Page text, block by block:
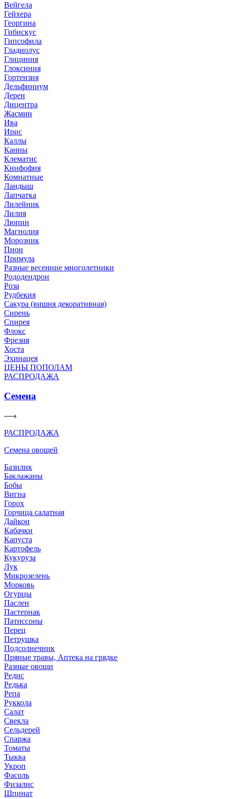
Вейгела
Гейхера
Георгина
Гибискус
Гипсофила
Гладиолус
Глициния
Глоксиния
Гортензия
Дельфиниум
Дерен
Дицентра
Жасмин
Ива
Ирис
Каллы
Канны
Клематис
Книфофия
Комнатные
Ландыш
Лапчатка
Лилейник
Лилия
Люпин
Магнолия
Морозник
Пион
Примула
Разные весенние многолетники
Рододендрон
Роза
Рудбекия
Сакура (вишня декоративная)
Сирень
Спирея
Флокс
Фрезия
Хоста
Эхинацея
ЦЕНЫ ПОПОЛАМ
РАСПРОДАЖА
Семена
РАСПРОДАЖА
Семена овощей
Базилик
Баклажаны
Бобы
Вигна
Горох
Горчица салатная
Дайкон
Кабачки
Капуста
Картофель
Кукуруза
Лук
Микрозелень
Морковь
Огурцы
Паслен
Пастернак
Патиссоны
Перец
Петрушка
Подсолнечник
Пряные травы, Аптека на грядке
Разные овощи
Редис
Редька
Репа
Руккола
Салат
Свекла
Сельдерей
Спаржа
Томаты
Тыква
Укроп
Фасоль
Физалис
Шпинат